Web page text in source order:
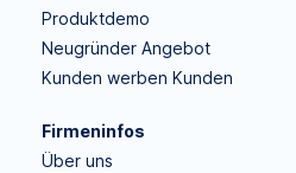
Produktdemo
Neugründer Angebot
Kunden werben Kunden
Firmeninfos
Über uns